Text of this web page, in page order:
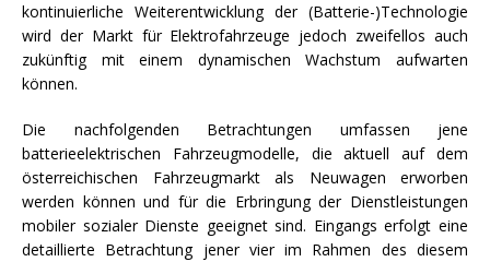
kontinuierliche Weiterentwicklung der (Batterie-)Technologie
wird der Markt für Elektrofahrzeuge jedoch zweifellos auch
zukünftig mit einem dynamischen Wachstum aufwarten
können.
Die nachfolgenden Betrachtungen umfassen jene
batterieelektrischen Fahrzeugmodelle, die aktuell auf dem
österreichischen Fahrzeugmarkt als Neuwagen erworben
werden können und für die Erbringung der Dienstleistungen
mobiler sozialer Dienste geeignet sind. Eingangs erfolgt eine
detaillierte Betrachtung jener vier im Rahmen des diesem